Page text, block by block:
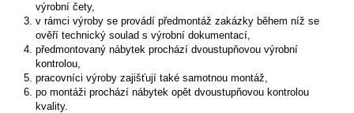
výrobní čety,
v rámci výroby se provádí předmontáž zakázky během níž se
ověří technický soulad s výrobní dokumentací,
předmontovaný nábytek prochází dvoustupňovou výrobní
kontrolou,
pracovníci výroby zajišťují také samotnou montáž,
po montáži prochází nábytek opět dvoustupňovou kontrolou
kvality.